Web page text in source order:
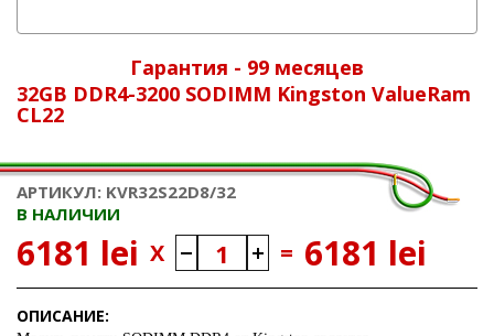
Гарантия - 99 месяцев
32GB DDR4-3200 SODIMM Kingston ValueRam
CL22
АРТИКУЛ: KVR32S22D8/32
В НАЛИЧИИ
6181 lei X = 6181 lei
ОПИСАНИЕ: